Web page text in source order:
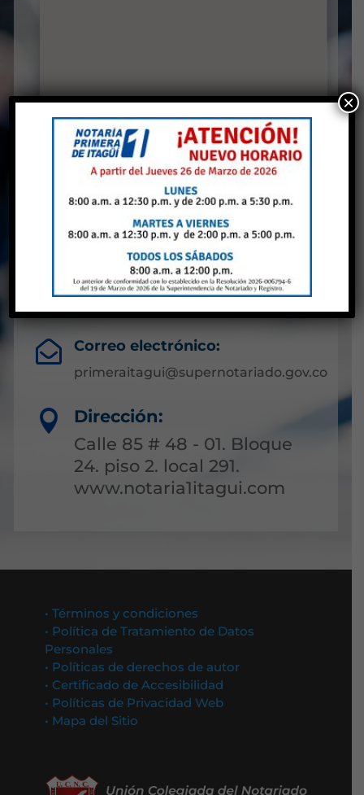
Notaría Primera de
Itaguí
Antioquia
Líneas de atención:
(604) 3224263
 Correo electrónico:
primeraitagui@supernotariado.gov.co

Dirección:
Calle 85 # 48 - 01. Bloque
24. piso 2. local 291.
www.notaria1itagui.com
• Términos y condiciones
• Política de Tratamiento de Datos
Personales
• Políticas de derechos de autor
• Certificado de Accesibilidad
• Políticas de Privacidad Web
• Mapa del Sitio
×